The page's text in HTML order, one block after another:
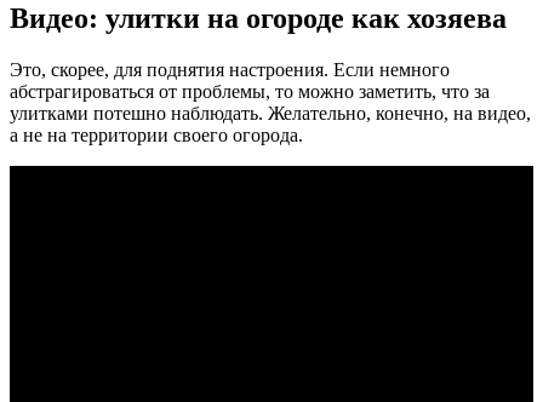
Видео: улитки на огороде как хозяева
Это, скорее, для поднятия настроения. Если немного
абстрагироваться от проблемы, то можно заметить, что за
улитками потешно наблюдать. Желательно, конечно, на видео,
а не на территории своего огорода.